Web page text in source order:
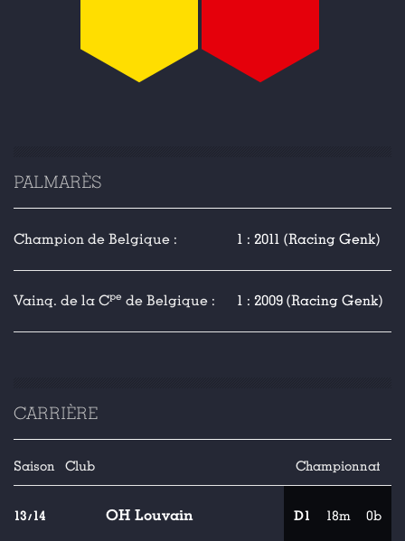
PALMARÈS
Champion de Belgique : 1 : 2011 (Racing Genk)
Vainq. de la Cpe de Belgique : 1 : 2009 (Racing Genk)
CARRIÈRE
Saison Club Championnat
13/14 OH Louvain D1 18m 0b